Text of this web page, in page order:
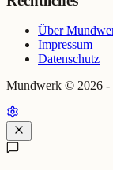
Über
Impressum
Datenschutz
Mundwerk © 2026 -